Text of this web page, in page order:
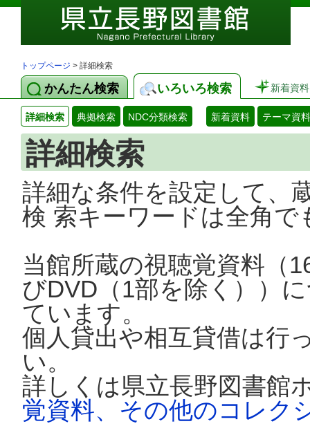
トップページ > 詳細検索
かんたん検索 いろいろ検索 新着資料
詳細検索 典拠検索 NDC分類検索 新着資料 テーマ資料
詳細検索
詳細な条件を設定して、
検 索キーワードは全角
当館所蔵の視聴覚資料（
びDVD（1部を除く））
ています。
個人貸出や相互貸借は行
い。
詳しくは県立長野図書館
覚資料、その他のコレク